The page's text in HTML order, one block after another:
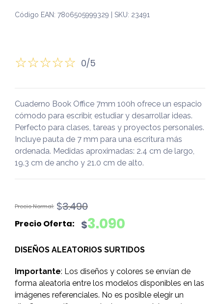
Código EAN: 7806505999329 | SKU: 23491
0/5
Cuaderno Book Office 7mm 100h ofrece un espacio
cómodo para escribir, estudiar y desarrollar ideas.
Perfecto para clases, tareas y proyectos personales.
Incluye pauta de 7 mm para una escritura más
ordenada. Medidas aproximadas: 2.4 cm de largo,
19.3 cm de ancho y 21.0 cm de alto.
$3.490
El
original
$3.490.
$3.090
El
actual
$3.090.
DISEÑOS ALEATORIOS SURTIDOS
Importante: Los diseños y colores se envían de
forma aleatoria entre los modelos disponibles en las
imágenes referenciales. No es posible elegir un